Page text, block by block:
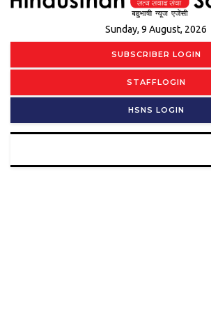
Sunday, 9 August, 2026
SUBSCRIBER LOGIN
STAFFLOGIN
HSNS LOGIN